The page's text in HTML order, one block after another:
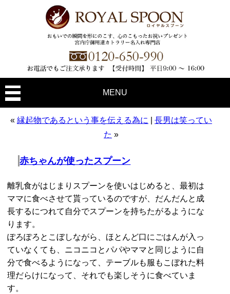
MENU
«縁起物であるという事を伝える為に |長男は笑ってい
た »
赤ちゃんが使ったスプーン
離乳食がはじまりスプーンを使いはじめると、最初は
ママに食べさせて貰っているのですが、だんだんと成
長するにつれて自分でスプーンを持ちたがるようにな
ります。
ぽろぽろとこぼしながら、ほとんど口にごはんが入っ
ていなくても、ニコニコとパパやママと同じように自
分で食べるようになって、テーブルも服もこぼれた料
理だらけになって、それでも楽しそうに食べていま
す。